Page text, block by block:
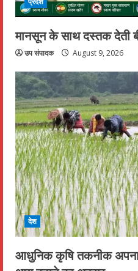
मानसून के साथ दस्तक देती
उप संपादक August 9, 2026
देश
आधुनिक कृषि तकनीक